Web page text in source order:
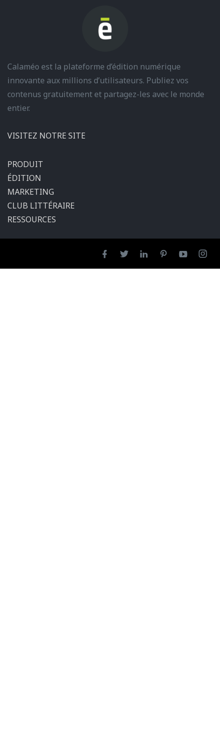
Calaméo est la plateforme d’édition numérique
innovante aux millions d’utilisateurs. Publiez vos
contenus gratuitement et partagez-les avec le monde
entier.
VISITEZ NOTRE SITE
PRODUIT
ÉDITION
MARKETING
CLUB LITTÉRAIRE
RESSOURCES